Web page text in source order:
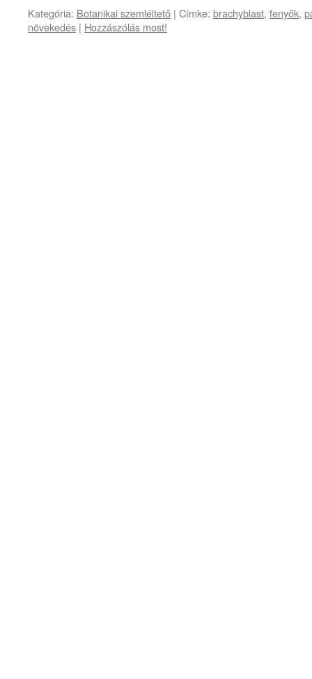
Kategória: Botanikai szemléltető | Címke: brachyblast, fenyők,
növekedés | Hozzászólás most!